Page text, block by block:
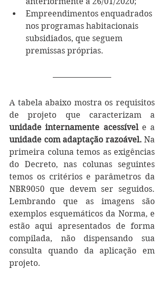
Empreendimentos enquadrados
nos programas habitacionais
subsidiados, que seguem
premissas próprias.
A tabela abaixo mostra os requisitos
unidade internamente acessível e a
unidade com adaptação razoável. Na
primeira coluna temos as exigências
do Decreto, nas colunas seguintes
temos os critérios e parâmetros da
NBR9050 que devem ser seguidos.
Lembrando que as imagens são
exemplos esquemáticos da Norma, e
estão aqui apresentados de forma
compilada, não dispensando sua
consulta quando da aplicação em
projeto.